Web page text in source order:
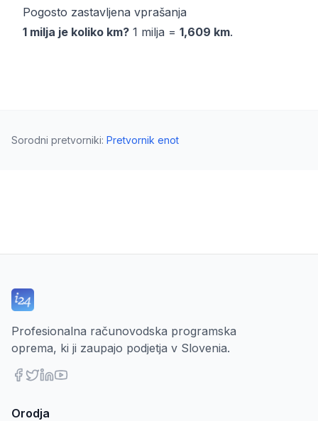
Pogosto zastavljena vprašanja
1 milja je koliko km? 1 milja = 1,609 km.
Sorodni pretvorniki: Pretvornik enot
Profesionalna računovodska programska
oprema, ki ji zaupajo podjetja v Slovenia.
Orodja